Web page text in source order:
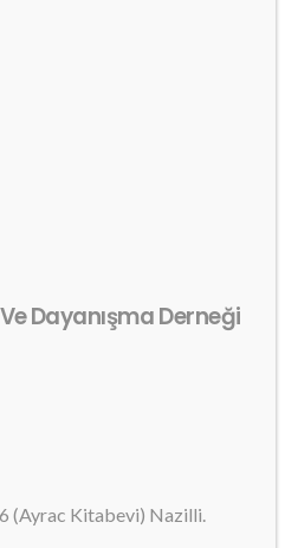
Dayanışma Derneği
(Ayrac Kitabevi) Nazilli.